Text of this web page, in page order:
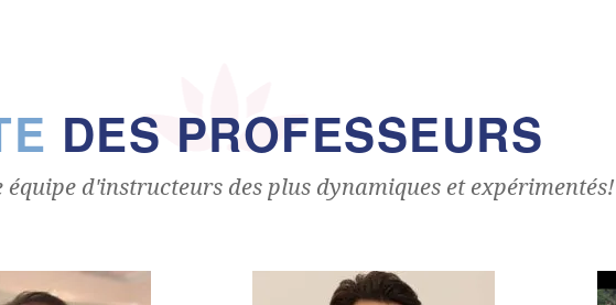
DES PROFESSEURS
équipe d'instructeurs des plus dynamiques et expérimentés!